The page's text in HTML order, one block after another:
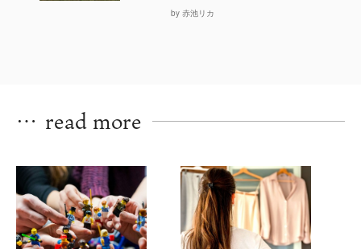
by 赤池リカ
… read more